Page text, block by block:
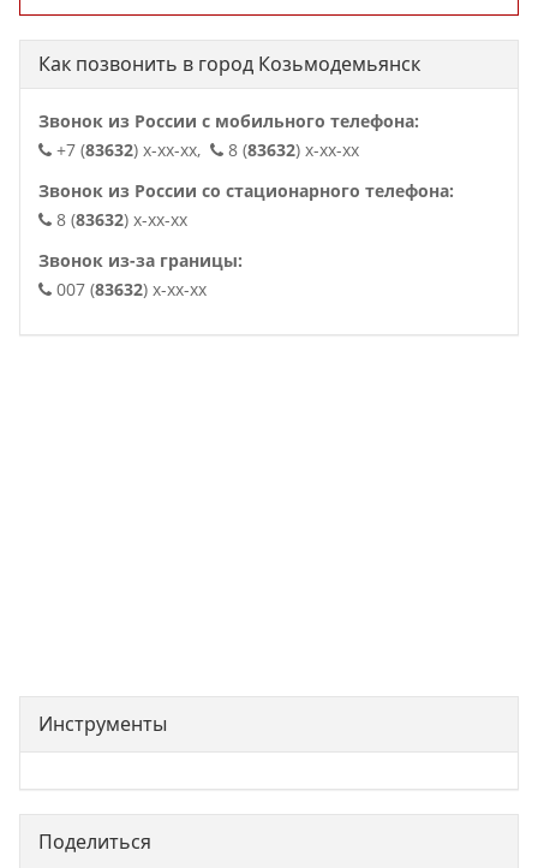
Как позвонить в город Козьмодемьянск
Звонок из России с мобильного телефона:
+7 (83632) x-xx-xx, 8 (83632) x-xx-xx
Звонок из России со стационарного телефона:
8 (83632) x-xx-xx
Звонок из-за границы:
007 (83632) x-xx-xx
. .
Инструменты
Поделиться